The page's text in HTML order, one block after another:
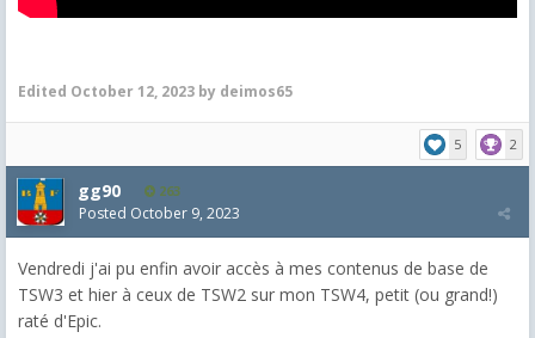
Edited October 12, 2023 by deimos65
5 2
gg90 263
Posted October 9, 2023
Vendredi j'ai pu enfin avoir accès à mes contenus de base de
TSW3 et hier à ceux de TSW2 sur mon TSW4, petit (ou grand!)
raté d'Epic.